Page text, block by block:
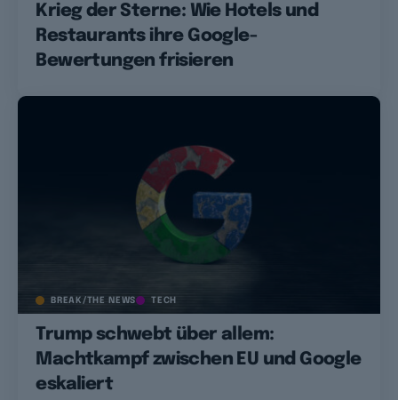
Krieg der Sterne: Wie Hotels und
Restaurants ihre Google-
Bewertungen frisieren
BREAK/THE NEWS TECH
Trump schwebt über allem:
Machtkampf zwischen EU und Google
eskaliert